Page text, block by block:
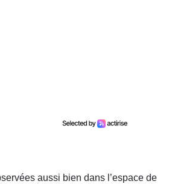
aussi bien dans l’espace de